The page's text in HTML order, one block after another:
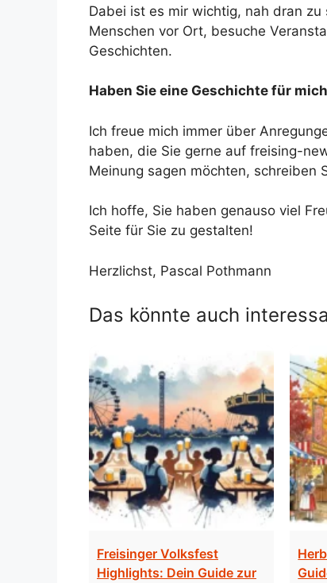
Dabei ist es mir wichtig, nah dran
Menschen vor Ort, besuche
Geschichten.
Haben Sie eine Geschichte für
Ich freue mich immer über
haben, die Sie gerne auf freising-
Meinung sagen möchten, schreiben
Ich hoffe, Sie haben genauso viel
Seite für Sie zu gestalten!
Herzlichst, Pascal Pothmann
Das könnte auch
Freisinger Volksfest
Highlights: Dein Guide zur